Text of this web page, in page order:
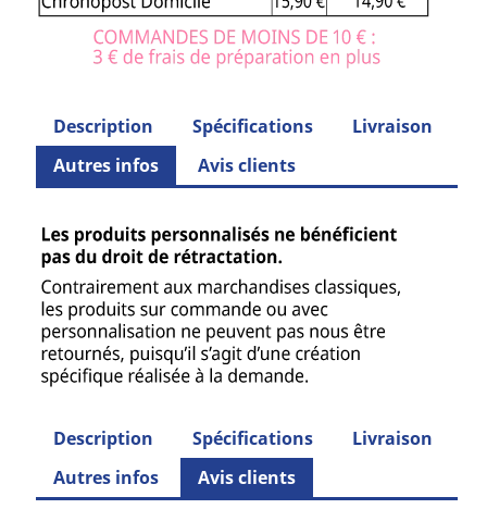
Description Spécifications
Livraison
Autres infos
Avis clients
Description Spécifications
Livraison
Autres infos
Avis clients